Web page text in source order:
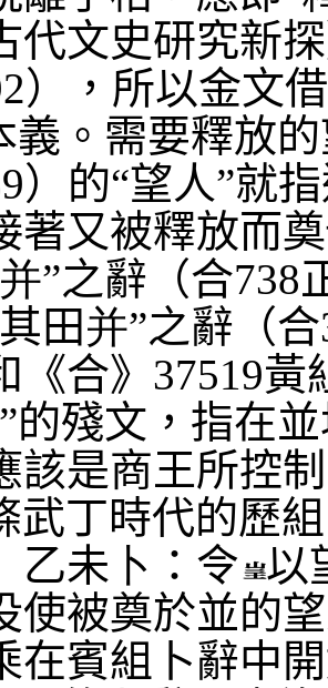
代文史研究新
），所以金文
義。需要釋放
）的“望人”就
著又被釋放而奠
”之辭（合738
田并”之辭（合
合》 37519黃
的殘文，指在
該是商王所控
武丁時代的歷
乙未 卜 ：令 以
使被奠於並的
在賓組卜辭中